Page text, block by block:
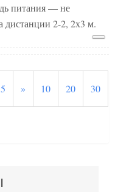
питания — не
дистанции 2-2, 2х3 м.
5 » 10 20 30